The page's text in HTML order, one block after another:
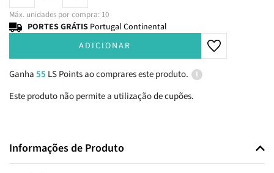
Máx. unidades por compra: 10
PORTES GRÁTIS Portugal Continental
ADICIONAR
Ganha55 LS Points ao comprares este produto.
Este produto não permite a utilização de cupões.
Informações de Produto